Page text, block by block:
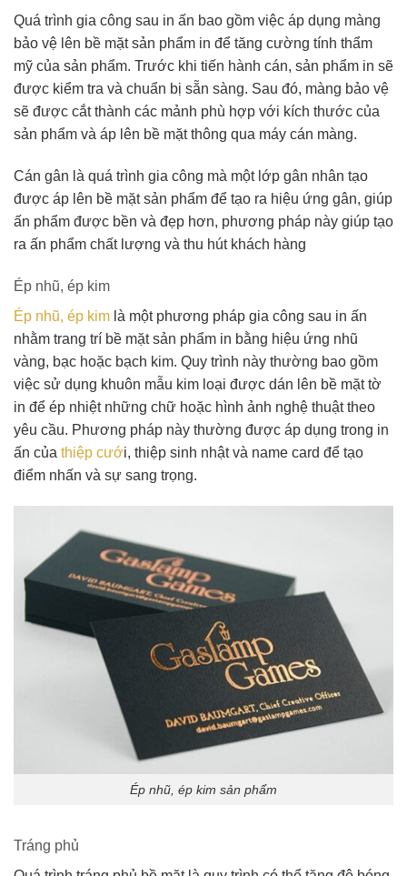
Quá trình gia công sau in ấn bao gồm việc áp dụng màng
bảo vệ lên bề mặt sản phẩm in để tăng cường tính thẩm
mỹ của sản phẩm. Trước khi tiến hành cán, sản phẩm in sẽ
được kiểm tra và chuẩn bị sẵn sàng. Sau đó, màng bảo vệ
sẽ được cắt thành các mảnh phù hợp với kích thước của
sản phẩm và áp lên bề mặt thông qua máy cán màng.
Cán gân là quá trình gia công mà một lớp gân nhân tạo
được áp lên bề mặt sản phẩm để tạo ra hiệu ứng gân, giúp
ấn phẩm được bền và đẹp hơn, phương pháp này giúp tạo
ra ấn phẩm chất lượng và thu hút khách hàng
Ép nhũ, ép kim
Ép nhũ, ép kim là một phương pháp gia công sau in ấn
nhằm trang trí bề mặt sản phẩm in bằng hiệu ứng nhũ
vàng, bạc hoặc bạch kim. Quy trình này thường bao gồm
việc sử dụng khuôn mẫu kim loại được dán lên bề mặt tờ
in để ép nhiệt những chữ hoặc hình ảnh nghệ thuật theo
yêu cầu. Phương pháp này thường được áp dụng trong in
ấn của thiệp cưới, thiệp sinh nhật và name card để tạo
điểm nhấn và sự sang trọng.
Ép nhũ, ép kim sản phẩm
Tráng phủ